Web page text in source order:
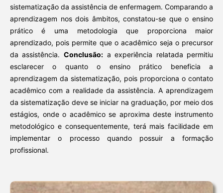
sistematização da assistência de enfermagem. Comparando a
aprendizagem nos dois âmbitos, constatou-se que o ensino
prático é uma metodologia que proporciona maior
aprendizado, pois permite que o acadêmico seja o precursor
da assistência. Conclusão: a experiência relatada permitiu
esclarecer o quanto o ensino prático beneficia a
aprendizagem da sistematização, pois proporciona o contato
acadêmico com a realidade da assistência. A aprendizagem
da sistematização deve se iniciar na graduação, por meio dos
estágios, onde o acadêmico se aproxima deste instrumento
metodológico e consequentemente, terá mais facilidade em
implementar o processo quando possuir a formação
profissional.